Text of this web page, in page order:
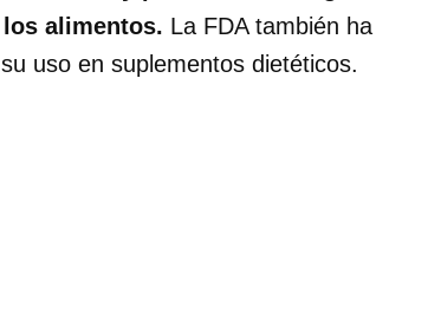
alimentos. La FDA también ha
uso en suplementos dietéticos.